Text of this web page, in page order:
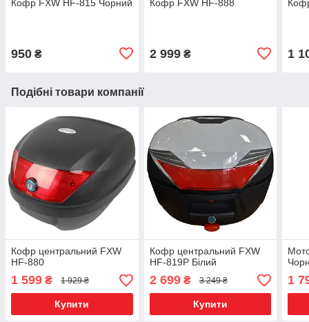
Кофр FXW HF-815 Чорний
950 ₴
Кофр FXW HF-888
2 999₴ 1
Подібні товари компанії
Кофр центральний FXW
HF-880
1 599 ₴ 1 929 ₴
Купити
Кофр центральний FXW
HF-819P Білий
2 699₴ 3 249 ₴
Купити
1